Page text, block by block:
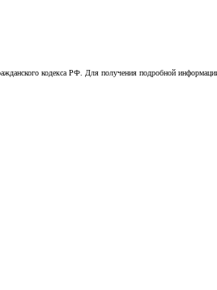
кодекса РФ. Для получения подробной